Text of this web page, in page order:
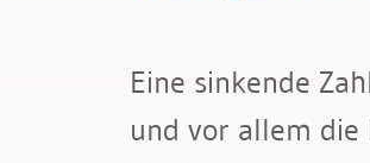
Finanzen & Steuern
Mahnwesen
Eine sinkende
und vor allem die